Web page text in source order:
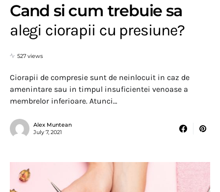
Cand si cum trebuie sa
alegi ciorapii cu presiune?
527 views
Ciorapii de compresie sunt de neinlocuit in caz de
amenintare sau in timpul insuficientei venoase a
membrelor inferioare. Atunci…
Alex Muntean
July 7, 2021